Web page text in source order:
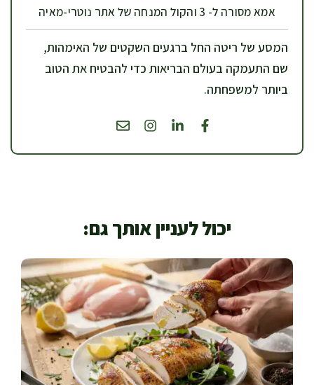
אמא מסורה ל- 3 והקול המנחה של אתר נוטרי-מאיה
המסע של ריטה החל ברגעים השקטים של האימהות,
שם התעמקה בעולם הבריאות כדי להבטיח את הטוב
ביותר למשפחתה.
יכול לעניין אותך גם: